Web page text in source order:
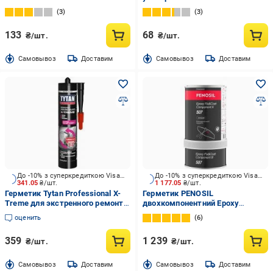
3
133 ₴/шт.
Cамовывоз Доставим
3
68 ₴/шт.
Cамовывоз Доставим
341.05₴/шт.
До -10% з суперкредиткою Visa Вигода
Герметик Tytan Professional X-
Treme для экстренного ремонта
кровли бесцветный 280 мл
оценить
359 ₴/шт.
Cамовывоз Доставим
1 177.05 ₴/шт.
До -10% з суперкредиткою Visa Вигода
Герметик PENOSIL
двохкомпонентний Epoxy
Fix&Coat 507 прозрачный
6
1 239 ₴/шт.
Cамовывоз Доставим